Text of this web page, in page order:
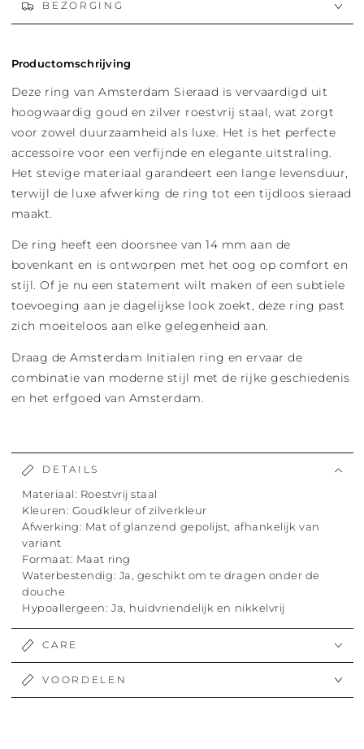
BEZORGING
Productomschrijving
Deze ring van Amsterdam Sieraad is vervaardigd uit
hoogwaardig goud en zilver roestvrij staal, wat zorgt
voor zowel duurzaamheid als luxe. Het is het perfecte
accessoire voor een verfijnde en elegante uitstraling.
Het stevige materiaal garandeert een lange levensduur,
terwijl de luxe afwerking de ring tot een tijdloos sieraad
maakt.
De ring heeft een doorsnee van 14 mm aan de
bovenkant en is ontworpen met het oog op comfort en
stijl. Of je nu een statement wilt maken of een subtiele
toevoeging aan je dagelijkse look zoekt, deze ring past
zich moeiteloos aan elke gelegenheid aan.
Draag de Amsterdam Initialen ring en ervaar de
combinatie van moderne stijl met de rijke geschiedenis
en het erfgoed van Amsterdam.
DETAILS
Materiaal: Roestvrij staal
Kleuren: Goudkleur of zilverkleur
Afwerking: Mat of glanzend gepolijst, afhankelijk van
variant
Formaat: Maat ring
Waterbestendig: Ja, geschikt om te dragen onder de
douche
Hypoallergeen: Ja, huidvriendelijk en nikkelvrij
CARE
VOORDELEN